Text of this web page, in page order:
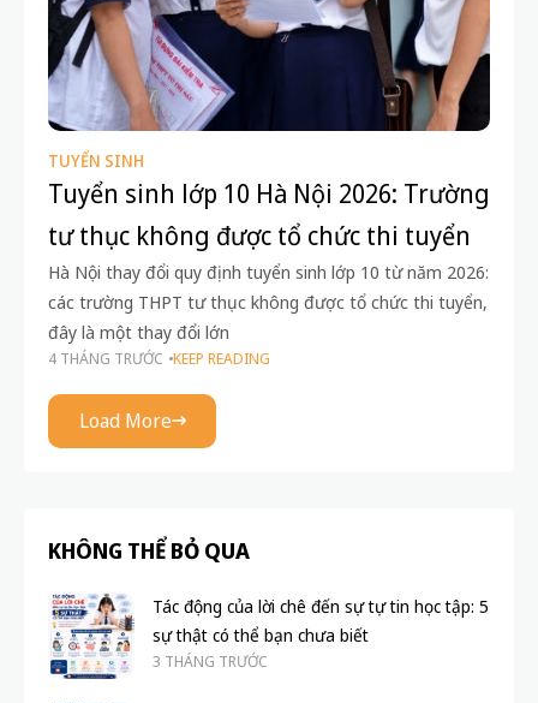
TUYỂN SINH
Tuyển sinh lớp 10 Hà Nội 2026: Trường
tư thục không được tổ chức thi tuyển
Hà Nội thay đổi quy định tuyển sinh lớp 10 từ năm 2026:
các trường THPT tư thục không được tổ chức thi tuyển,
đây là một thay đổi lớn
4 THÁNG TRƯỚC KEEP READING
Load More
KHÔNG THỂ BỎ QUA
Tác động của lời chê đến sự tự tin học tập: 5
sự thật có thể bạn chưa biết
3 THÁNG TRƯỚC